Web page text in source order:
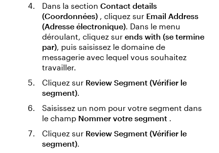
Dans la section Contact details
(Coordonnées) , cliquez sur Email Address
(Adresse électronique). Dans le menu
déroulant, cliquez sur ends with (se termine
par), puis saisissez le domaine de
messagerie avec lequel vous souhaitez
travailler.
Cliquez sur Review Segment (Vérifier le
segment).
Saisissez un nom pour votre segment dans
le champ Nommer votre segment .
Cliquez sur Review Segment (Vérifier le
segment).